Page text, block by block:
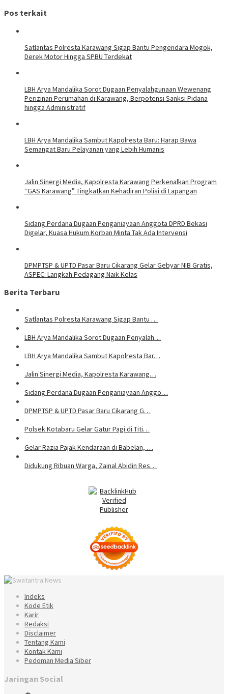
Pos terkait
Satlantas Polresta Karawang Sigap Bantu Pengendara Mogok,
Derek Motor Hingga SPBU Terdekat
LBH Arya Mandalika Sorot Dugaan Penyalahgunaan Wewenang
Perizinan Perumahan di Karawang, Berpotensi Sanksi Pidana
hingga Administratif
LBH Arya Mandalika Sambut Kapolresta Baru: Harap Bawa
Semangat Baru Pelayanan yang Lebih Humanis
Jalin Sinergi Media, Kapolresta Karawang Perkenalkan Program
“GAS Karawang” Tingkatkan Kehadiran Polisi di Lapangan
Sidang Perdana Dugaan Penganiayaan Anggota DPRD Bekasi
Digelar, Kuasa Hukum Korban Minta Tak Ada Intervensi
DPMPTSP & UPTD Pasar Baru Cikarang Gelar Gebyar NIB Gratis,
ASPEC: Langkah Pedagang Naik Kelas
Berita Terbaru
Satlantas Polresta Karawang Sigap Bantu …
LBH Arya Mandalika Sorot Dugaan Penyalah…
LBH Arya Mandalika Sambut Kapolresta Bar…
Jalin Sinergi Media, Kapolresta Karawang…
Sidang Perdana Dugaan Penganiayaan Anggo…
DPMPTSP & UPTD Pasar Baru Cikarang G…
Polsek Kotabaru Gelar Gatur Pagi di Titi…
Gelar Razia Pajak Kendaraan di Babelan, …
Didukung Ribuan Warga, Zainal Abidin Res…
Indeks
Kode Etik
Karir
Redaksi
Disclaimer
Tentang Kami
Kontak Kami
Pedoman Media Siber
Jaringan Social